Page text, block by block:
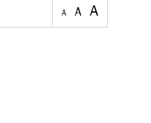
A A A